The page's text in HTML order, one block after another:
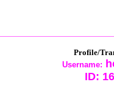
Profile/
Username:
ID: